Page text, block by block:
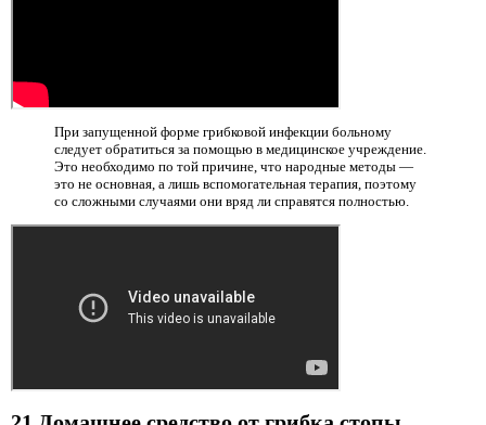
При запущенной форме грибковой инфекции больному
следует обратиться за помощью в медицинское учреждение.
Это необходимо по той причине, что народные методы —
это не основная, а лишь вспомогательная терапия, поэтому
со сложными случаями они вряд ли справятся полностью.